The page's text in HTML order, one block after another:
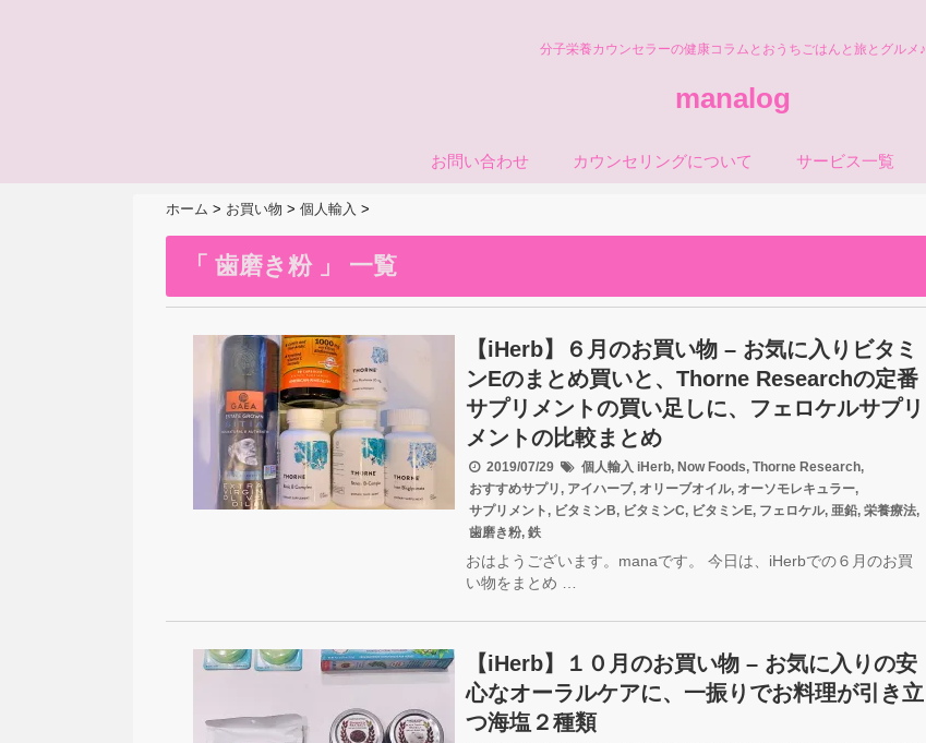
分子栄養カウンセラーの健康コラムとおうちごはんと旅とグルメ♪
manalog
お問い合わせ カウンセリングについて サービス一覧
ホーム > お買い物 > 個人輸入 >
「 歯磨き粉 」 一覧
【iHerb】６月のお買い物 – お気に入りビタミ
ンEのまとめ買いと、Thorne Researchの定番
サプリメントの買い足しに、フェロケルサプリ
メントの比較まとめ
2019/07/29 個人輸入 iHerb, Now Foods, Thorne Research,
おすすめサプリ , アイハーブ, オリーブオイル, オーソモレキュラー,
サプリメント , ビタミンB, ビタミンC, ビタミンE, フェロケル, 亜鉛, 栄養療法,
歯磨き粉, 鉄
おはようございます。manaです。 今日は、iHerbでの６月のお買
い物をまとめ …
【iHerb】１０月のお買い物 – お気に入りの安
心なオーラルケアに、一振りでお料理が引き立
つ海塩２種類